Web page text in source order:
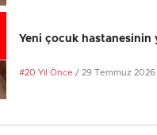
Yeni çocuk hastanesinin
#20 Yıl Önce / 29 Temmuz 2026